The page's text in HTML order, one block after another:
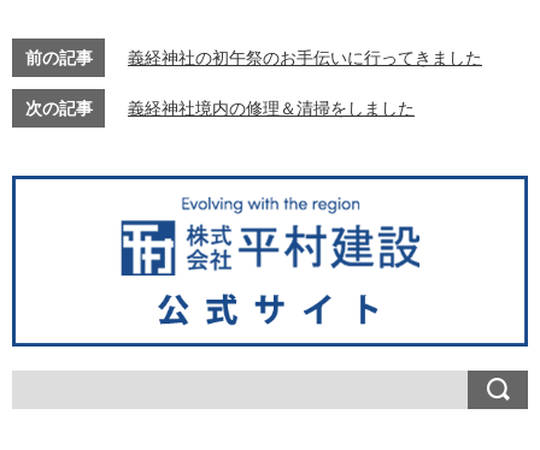
前の記事 義経神社の初午祭のお手伝いに行ってきました
次の記事 義経神社境内の修理＆清掃をしました